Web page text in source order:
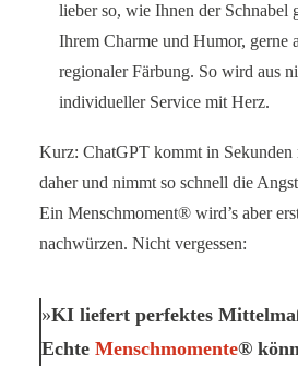
lieber so, wie Ihnen der Schnabel
Ihrem Charme und Humor, gerne
regionaler Färbung. So wird aus
individueller Service mit Herz.
Kurz: ChatGPT kommt in Sekunden
daher und nimmt so schnell die
Ein Menschmoment® wird’s aber
nachwürzen. Nicht vergessen:
KI liefert perfektes
Echte Menschmomente®